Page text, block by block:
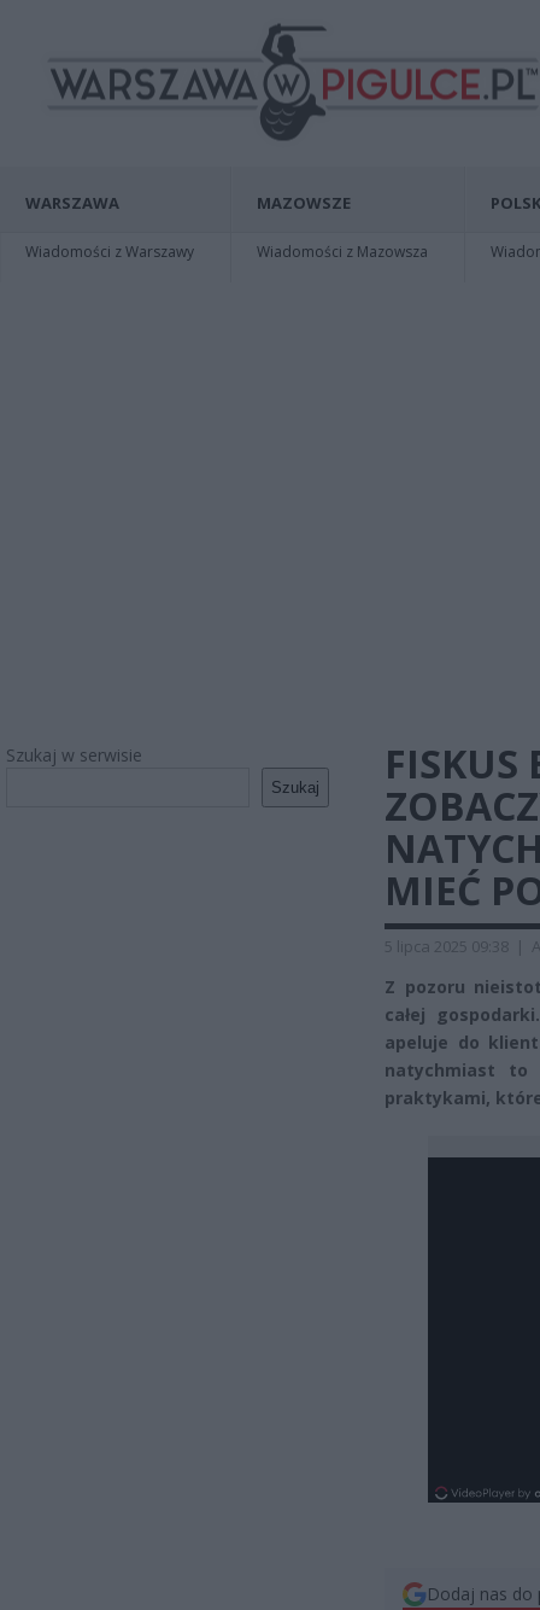
WARSZAWA
Wiadomości z Warszawy
MAZOWSZE
Wiadomości z Mazowsza
Szukaj w serwisie
Szukaj
FISKUS
MIEĆ
5 lipca 2025 09:38 |
Z pozoru
całej
apeluje do
natychmiast to
praktykami,
Dodaj nas do